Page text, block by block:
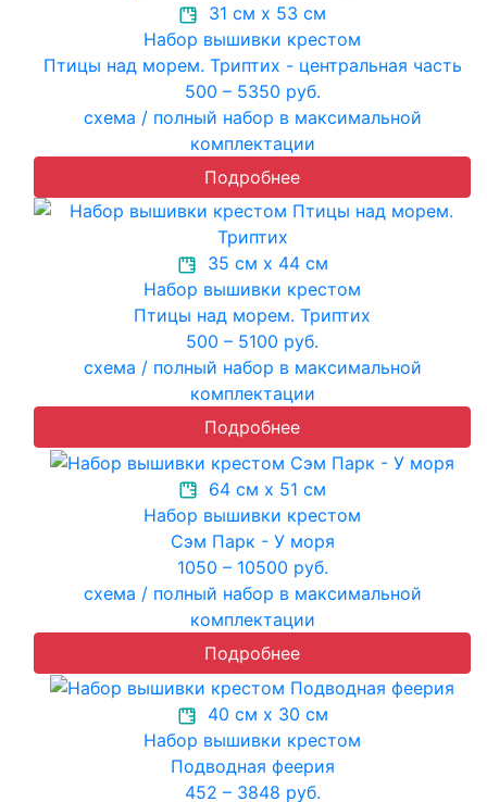
31 см х 53 см
Набор вышивки крестом
Птицы над морем. Триптих - центральная часть
500 – 5350 руб.
схема / полный набор в максимальной
комплектации
Подробнее
35 см х 44 см
Набор вышивки крестом
Птицы над морем. Триптих
500 – 5100 руб.
схема / полный набор в максимальной
комплектации
Подробнее
64 см х 51 см
Набор вышивки крестом
Сэм Парк - У моря
1050 – 10500 руб.
схема / полный набор в максимальной
комплектации
Подробнее
40 см х 30 см
Набор вышивки крестом
Подводная феерия
452 – 3848 руб.